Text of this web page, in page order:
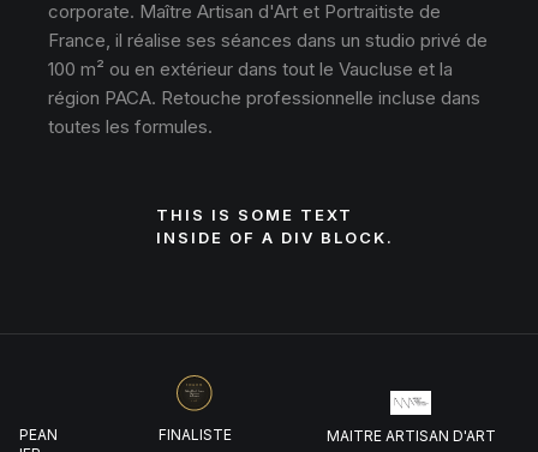
corporate. Maître Artisan d'Art et Portraitiste de
France, il réalise ses séances dans un studio privé de
100 m² ou en extérieur dans tout le Vaucluse et la
région PACA. Retouche professionnelle incluse dans
toutes les formules.
THIS IS SOME TEXT
INSIDE OF A DIV BLOCK.
MAITRE ARTISAN D'ART
FINALISTE